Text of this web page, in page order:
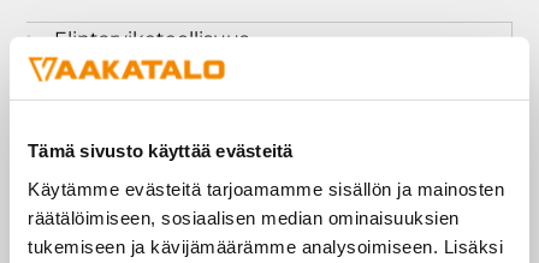
Tämä sivusto käyttää evästeitä
Käytämme evästeitä tarjoamamme sisällön ja mainosten
räätälöimiseen, sosiaalisen median ominaisuuksien
tukemiseen ja kävijämäärämme analysoimiseen. Lisäksi
Elintarviketeollisuus
Kauppa
Maatalous
Teollisuus
Terveydenhuolto
Ajoneuvovaaka
Anturit